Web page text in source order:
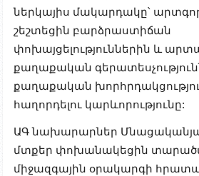
ներկայիս մակարդակը՝
շեշտեցին բարձրաստիճան
փոխայցելություններին և
քաղաքական
քաղաքական
հաղորդելու կարևորությունը:
ԱԳ նախարարներ
մտքեր փոխանակեցին
միջազգային օրակարգի